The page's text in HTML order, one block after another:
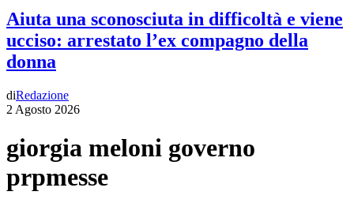
Aiuta una sconosciuta in difficoltà e viene
ucciso: arrestato l’ex compagno della
donna
diRedazione
2 Agosto 2026
giorgia meloni governo
prpmesse